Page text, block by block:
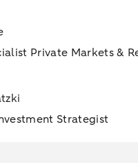
Private Markets &
Strategist